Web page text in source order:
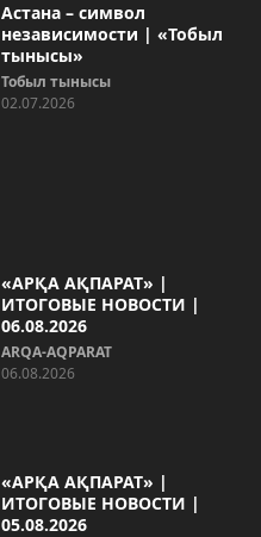
Астана – символ
независимости | «Тобыл
тынысы»
Тобыл тынысы
02.07.2026
«АРҚА АҚПАРАТ» |
ИТОГОВЫЕ НОВОСТИ |
06.08.2026
ARQA-AQPARAT
06.08.2026
«АРҚА АҚПАРАТ» |
ИТОГОВЫЕ НОВОСТИ |
05.08.2026